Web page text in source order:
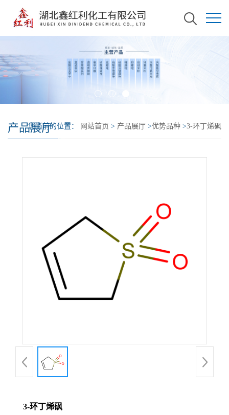
产品展厅
您当前的位置： 网站首页 > 产品展厅 >优势品种 >3-环丁烯砜
3-环丁烯砜